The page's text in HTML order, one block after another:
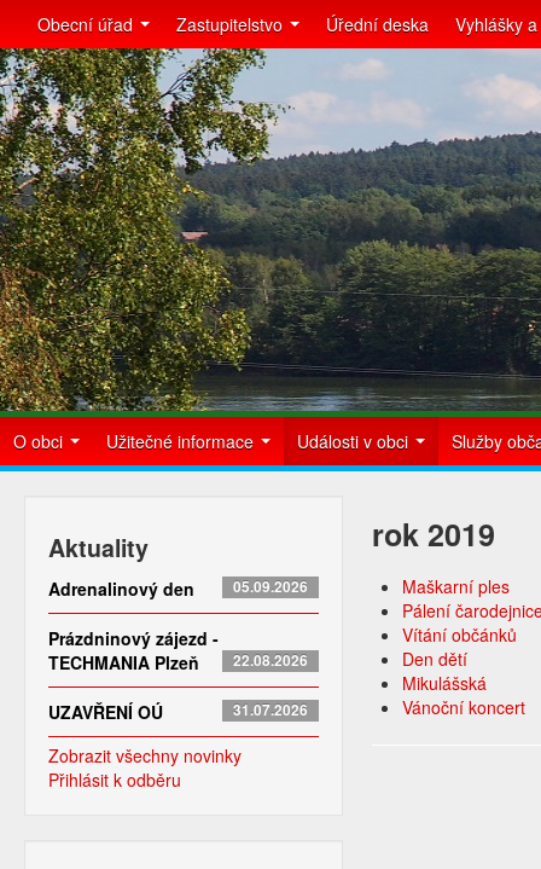
Obecní úřad Zastupitelstvo Úřední deska Vyhlášky
O obci Užitečné informace Události v obci Služby
Aktuality
Adrenalinový den 05.09.2026
Prázdninový zájezd -
TECHMANIA Plzeň
22.08.2026
UZAVŘENÍ OÚ 31.07.2026
Zobrazit všechny novinky
Přihlásit k odběru
rok 2019
Maškarní ples
Pálení
Vítání občánků
Den dětí
Mikulášská
Vánoční koncert